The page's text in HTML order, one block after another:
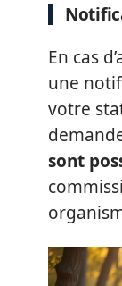
En cas
une
votre
sont